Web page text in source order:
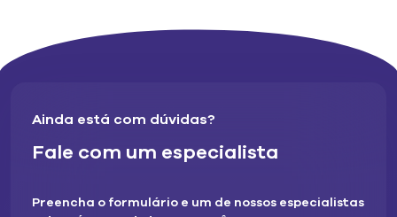
Ainda está com dúvidas?
Fale com um especialista
Preencha o formulário e um de nossos especialistas